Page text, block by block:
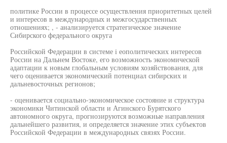
политике России в процессе осуществления приоритетных целей
и интересов в международных и межгосударственных
отношениях; , - анализируется стратегическое значение
Сибирского федерального округа
Российской Федерации в системе i еополитических интересов
России на Дальнем Востоке, его возможность экономической
адаптации к новым глобальным условиям хозяйствования, для
чего оценивается экономический потенциал сибирских и
дальневосточных регионов;
- оценивается социально-экономическое состояние и структура
экономики Читинской области и Агинского Бурятского
автономного округа, прогнозируются возможные направления
дальнейшего развития, и определяется значение этих субъектов
Российской Федерации в международных связях России.